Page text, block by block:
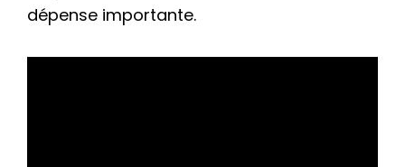
dépense importante.